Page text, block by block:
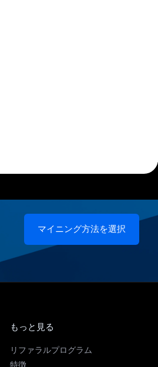
マイニング方法を選択
もっと見る
リファラルプログラム
特徴